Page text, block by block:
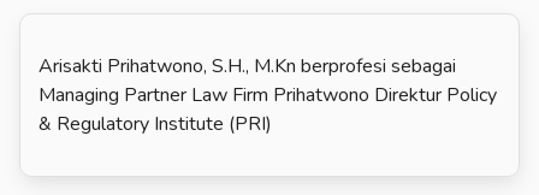
Arisakti Prihatwono, S.H., M.Kn berprofesi sebagai
Managing Partner Law Firm Prihatwono Direktur Policy
& Regulatory Institute (PRI)